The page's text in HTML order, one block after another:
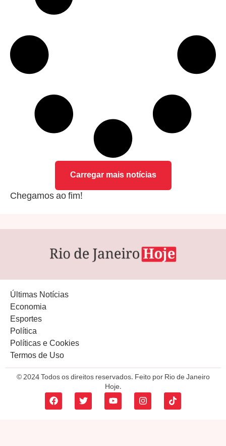
Carregar mais notícias
Chegamos ao fim!
Últimas Notícias
Economia
Esportes
Política
Políticas e Cookies
Termos de Uso
© 2024 Todos os direitos reservados. Feito por Rio de Janeiro
Hoje.